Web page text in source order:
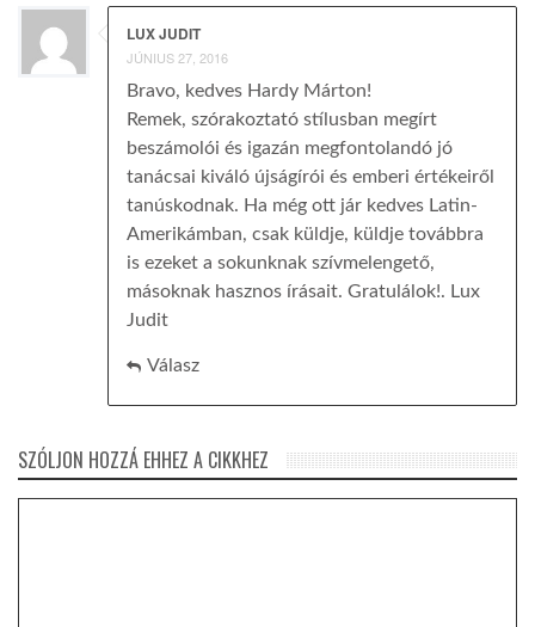
LUX JUDIT
JÚNIUS 27, 2016
Bravo, kedves Hardy Márton!
Remek, szórakoztató stílusban megírt
beszámolói és igazán megfontolandó jó
tanácsai kiváló újságírói és emberi értékeiről
tanúskodnak. Ha még ott jár kedves Latin-
Amerikámban, csak küldje, küldje továbbra
is ezeket a sokunknak szívmelengető,
másoknak hasznos írásait. Gratulálok!. Lux
Judit
Válasz
SZÓLJON HOZZÁ EHHEZ A CIKKHEZ